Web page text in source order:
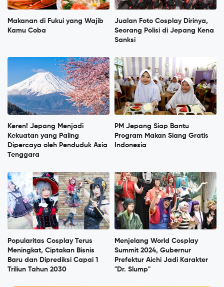
Makanan di Fukui yang Wajib
Kamu Coba
Jualan Foto Cosplay Dirinya,
Seorang Polisi di Jepang Kena
Sanksi
Keren! Jepang Menjadi
Kekuatan yang Paling
Dipercaya oleh Penduduk Asia
Tenggara
PM Jepang Siap Bantu
Program Makan Siang Gratis
Indonesia
Popularitas Cosplay Terus
Meningkat, Ciptakan Bisnis
Baru dan Diprediksi Capai 1
Triliun Tahun 2030
Menjelang World Cosplay
Summit 2024, Gubernur
Prefektur Aichi Jadi Karakter
"Dr. Slump"